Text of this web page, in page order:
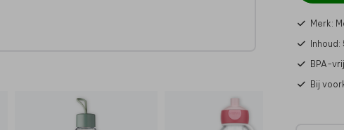
Merk:
BPA-
Bij